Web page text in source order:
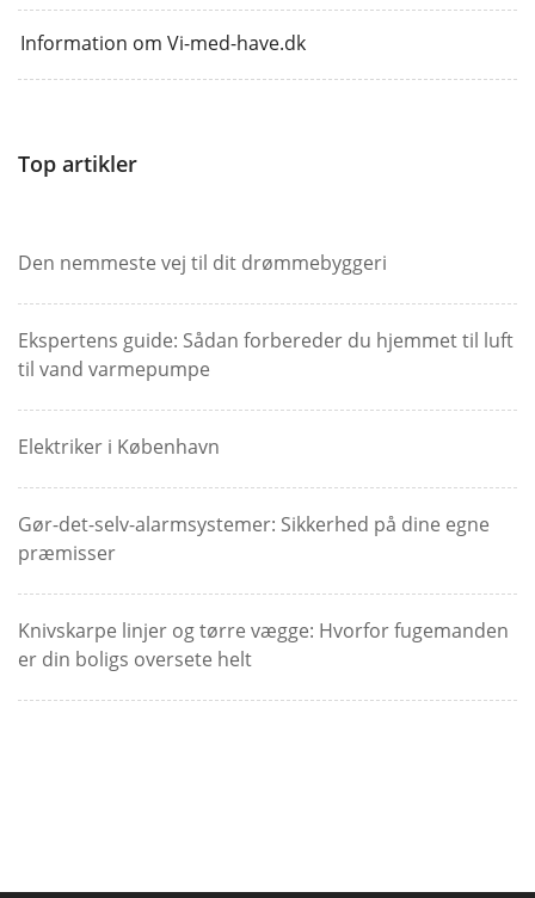
Information om Vi-med-have.dk
Top artikler
Den nemmeste vej til dit drømmebyggeri
Ekspertens guide: Sådan forbereder du hjemmet til luft
til vand varmepumpe
Elektriker i København
Gør-det-selv-alarmsystemer: Sikkerhed på dine egne
præmisser
Knivskarpe linjer og tørre vægge: Hvorfor fugemanden
er din boligs oversete helt